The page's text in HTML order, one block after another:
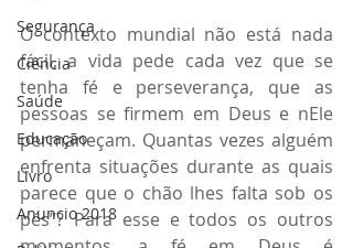
Segurança
Ciência
Saúde
Educação
Livro
Anuncio 2018
O contexto mundial não está nada
fácil, a vida pede cada vez que se
tenha fé e perseverança, que as
pessoas se firmem em Deus e nEle
permaneçam. Quantas vezes alguém
enfrenta situações durante as quais
parece que o chão lhes falta sob os
pés”? Para esse e todos os outros